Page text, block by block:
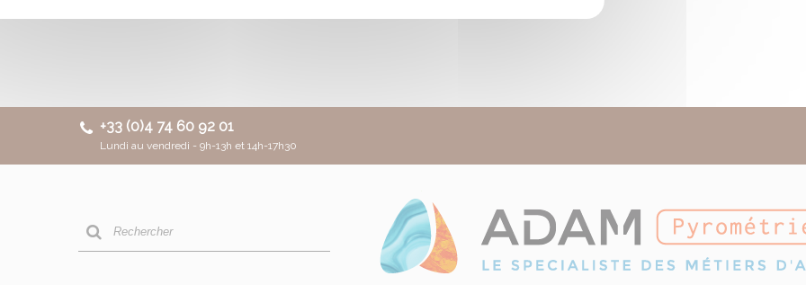
+33 (0)4 74 60 92 01
Lundi au vendredi - 9h-13h et 14h-17h30